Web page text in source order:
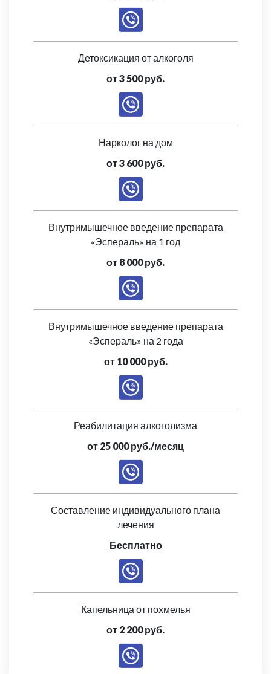
Детоксикация от алкоголя
от 3 500 руб.
Нарколог на дом
от 3 600 руб.
Внутримышечное введение препарата
«Эспераль» на 1 год
от 8 000 руб.
Внутримышечное введение препарата
«Эспераль» на 2 года
от 10 000 руб.
Реабилитация алкоголизма
от 25 000 руб./месяц
Составление индивидуального плана
лечения
Бесплатно
Капельница от похмелья
от 2 200 руб.